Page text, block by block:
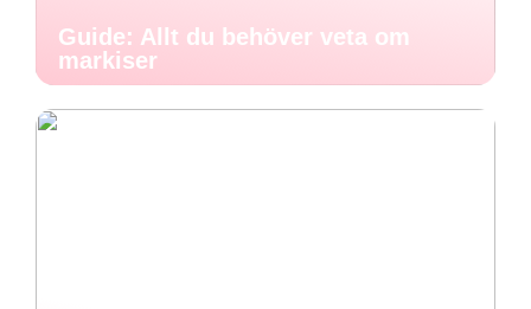
Guide: Allt du behöver veta om
markiser